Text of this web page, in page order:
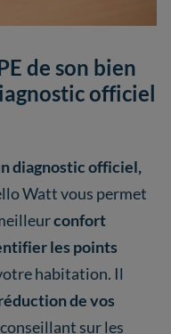
de son bien
officiel
diagnostic officiel,
Watt vous permet
confort
les points
habitation. Il
de vos
sur les